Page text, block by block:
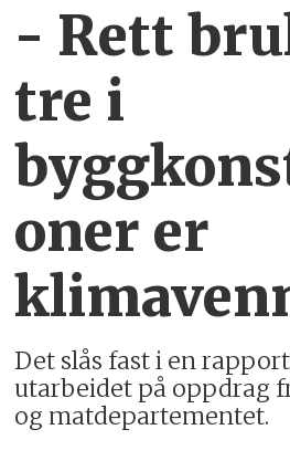
- Rett
tre i
oner er
Det slås fast i en
utarbeidet på oppdrag
og matdepartementet.